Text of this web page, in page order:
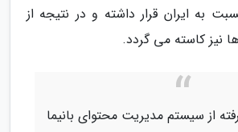
به ایران قرار داشته و در نتیجه از
نیز کاسته می گردد.
از سیستم مدیریت محتوای بانیما